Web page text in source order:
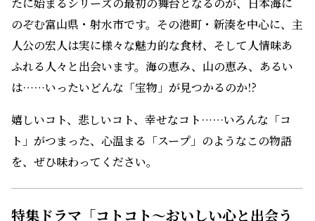
ん。
どんな演技になるのやら、ご期待ください。
制作統括・堀内裕介チーフ・プロデューサー
特集ドラマ「コトコト～おいしい心と出会う旅～」、新
たに始まるシリーズの最初の舞台となるのが、日本海に
のぞむ富山県・射水市です。その港町・新湊を中心に、主
人公の宏人は実に様々な魅力的な食材、そして人情味あ
ふれる人々と出会います。海の恵み、山の恵み、あるい